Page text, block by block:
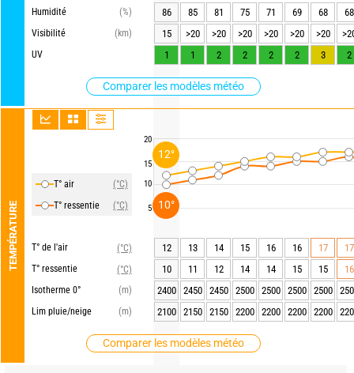
Humidité
(%)
Visibilité
(km)
UV
Comparer les modèles météo
TEMPÉRATURE
T° air
(°C)
T° ressentie
(°C)
T° de l'air
(°C)
T° ressentie
(°C)
Isotherme 0°
(m)
Lim pluie/neige
(m)
Comparer les modèles météo
20
15
10
5
86 85 81 75 71 69 68
68
15
>20 >20 >20 >20 >20 >20
1
1 2 2 2 2 3 2
12 13 14 15 16 16 17
17
10
11 12 14 14 15 15
16
2400
2450 2450 2500 2500 2500 2500
2100
2150 2150 2200 2200 2200 2200
12°
10°